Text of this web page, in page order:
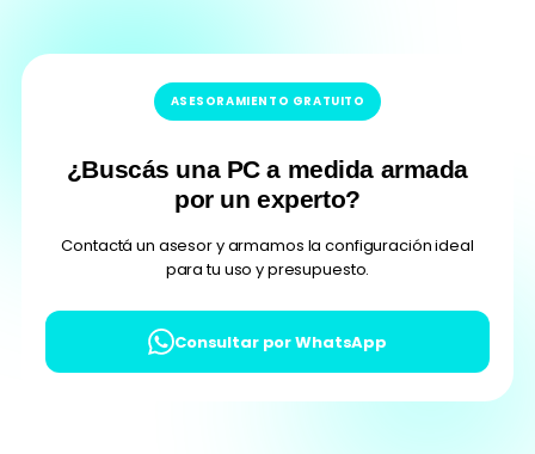
ASESORAMIENTO GRATUITO
¿Buscás una PC a medida armada
por un experto?
Contactá un asesor y armamos la configuración ideal
para tu uso y presupuesto.
Consultar por WhatsApp